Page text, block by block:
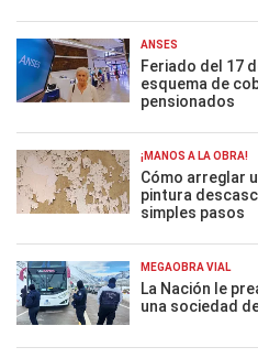
ANSES
Feriado del 17
esquema de
pensionados
¡MANOS A LA OBRA!
Cómo arreglar
pintura
simples pasos
MEGAOBRA VIAL
La Nación le
una sociedad